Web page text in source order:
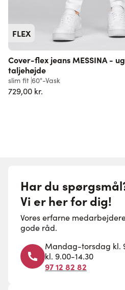
FLEX
Cover-flex jeans MESSINA -
taljehøjde
slim fit 60°-Vask
729,00 kr.
Har du
Vi er her for dig!
Vores erfarne
gode råd.
Mandag-torsdag kl.
kl. 9.00-14.30
97 12 82 82